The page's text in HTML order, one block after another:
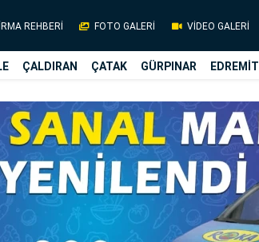
REHBERİ FOTO GALERİ VİDEO GALERİ
ÇALDIRAN ÇATAK GÜRPINAR EDREMİT